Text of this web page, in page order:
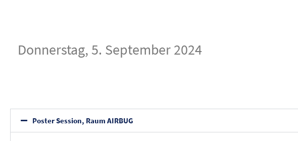
Donnerstag, 5. September 2024
Poster Session, Raum AIRBUG